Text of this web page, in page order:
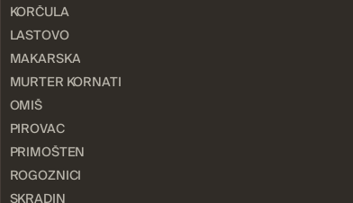
KORČULA
LASTOVO
MAKARSKA
MURTER KORNATI
OMIŠ
PIROVAC
PRIMOŠTEN
ROGOZNICI
SKRADIN